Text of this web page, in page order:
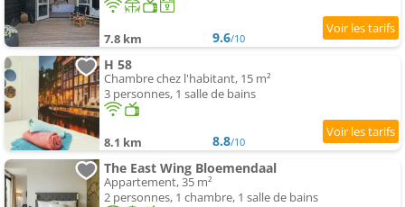
7.8 km 9.6/10
H 58
Chambre chez l'habitant, 15 m²
3 personnes, 1 salle de bains
8.1 km 8.8/10
The East Wing Bloemendaal
Appartement, 35 m²
2 personnes, 1 chambre, 1 salle de bains